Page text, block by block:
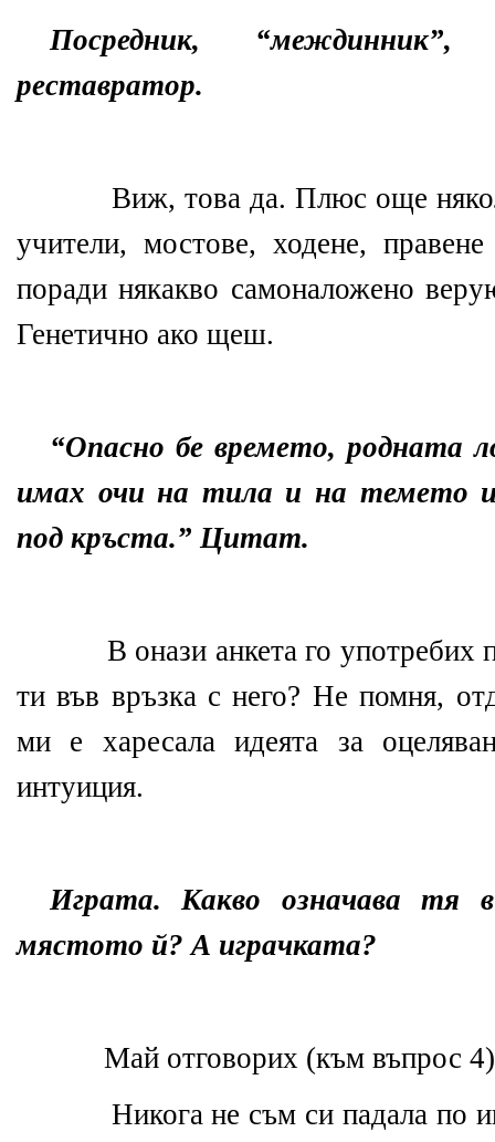
Посредник,
реставратор.
Виж, това да. Плюс още
учители, мостове, ходене,
поради някакво самоналожено
Генетично ако щеш.
“Опасно бе времето, родната
имах очи на тила и на темето и
под кръста.” Цитат.
В онази анкета го употребих
ти във връзка с него? Не помня,
ми е харесала идеята за
интуиция.
Играта. Какво означава тя
мястото й? А играчката?
Май отговорих (към въпрос
Никога не съм си падала по